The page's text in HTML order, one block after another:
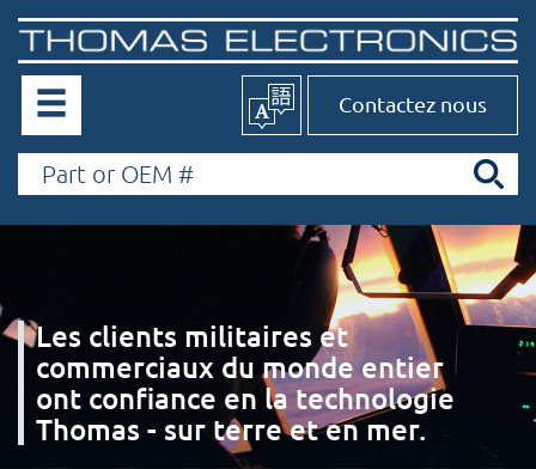
Contactez nous
Les clients militaires et
commerciaux du monde entier
ont confiance en la technologie
Thomas - sur terre et en mer.